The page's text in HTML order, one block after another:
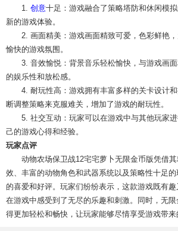
1. 创意十足：游戏融合了策略塔防和休闲模
新的游戏体验。
2. 画面精美：游戏画面精致可爱，色彩鲜艳
愉快的游戏氛围。
3. 音效愉悦：背景音乐轻松愉快，与游戏画
的娱乐性和放松感。
4. 耐玩性高：游戏拥有丰富多样的关卡设计
断调整策略来克服难关，增加了游戏的耐玩性。
5. 社交互动：玩家可以在游戏中与其他玩家
己的游戏心得和经验。
玩家点评
动物农场保卫战12宅宅萝卜无限金币版凭借
效、丰富的动物角色和武器系统以及策略性十足
的喜爱和好评。玩家们纷纷表示，这款游戏既有
在游戏中感受到了无尽的乐趣和刺激。同时，无
得更加轻松和畅快，让玩家能够尽情享受游戏带来